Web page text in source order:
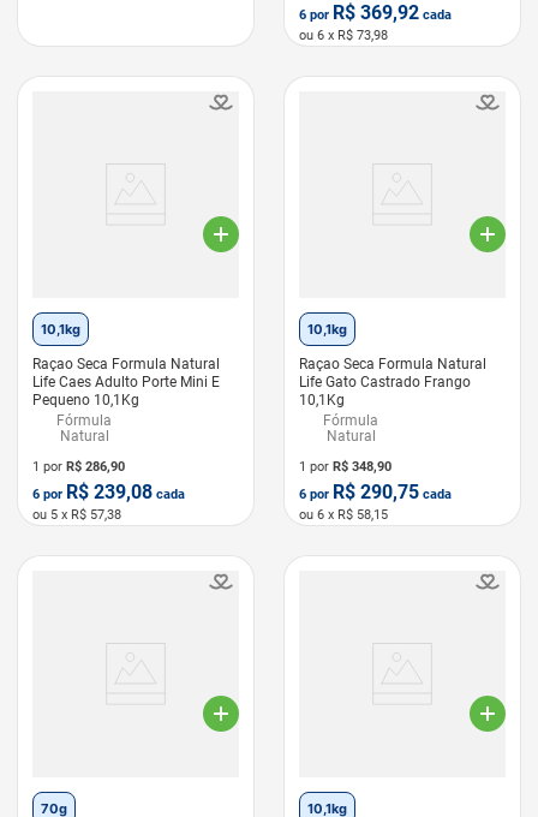
6 por R$ 369,92 cada
ou 6 x R$ 73,98
10,1kg
Raçao Seca Formula Natural
Life Caes Adulto Porte Mini E
Pequeno 10,1Kg
Fórmula
Natural
1 por R$ 286,90
6 por R$ 239,08 cada
ou 5 x R$ 57,38
10,1kg
Raçao Seca Formula Natural
Life Gato Castrado Frango
10,1Kg
Fórmula
Natural
1 por R$ 348,90
6 por R$ 290,75 cada
ou 6 x R$ 58,15
70g 10,1kg